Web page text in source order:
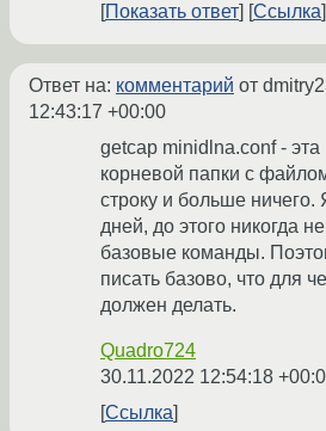
Показать ответ
Ссылка
Ответ на: комментарий от
12:43:17 +00:00
getcap minidlna.conf - эта
корневой папки с
строку и больше ничего.
дней, до этого никогда
базовые команды.
писать базово, что для
должен делать.
Quadro724
30.11.2022 12:54:18
Ссылка